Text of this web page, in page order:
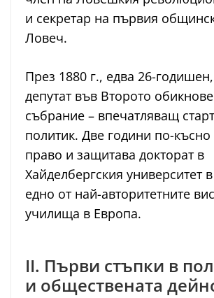
и секретар на първия
Ловеч.
През 1880 г., едва 26-
депутат във Второто
събрание – впечатляващ
политик. Две години по-
право и защитава докторат в
Хайделбергския университет
едно от най-авторитетните
училища в Европа.
II. Първи стъпки в
и обществената